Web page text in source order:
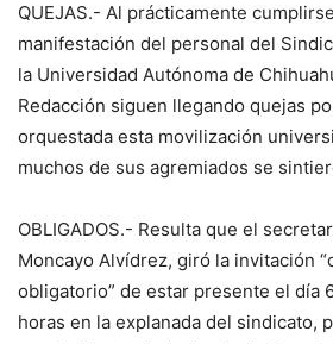
QUEJAS.- Al prácticamente
manifestación del personal del
la Universidad Autónoma de
Redacción siguen llegando quejas
orquestada esta movilización
muchos de sus agremiados se
OBLIGADOS.- Resulta que el
Moncayo Alvídrez, giró la invitación
obligatorio” de estar presente el día
horas en la explanada del sindicato,